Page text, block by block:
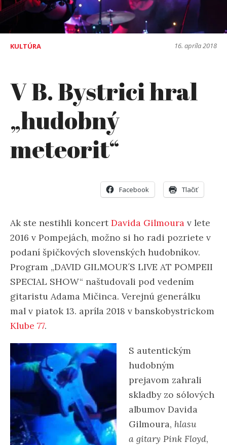
KULTÚRA 16. apríla 2018
V B. Bystrici hral
„hudobný
meteorit“
Facebook Tlačiť
Ak ste nestihli koncert Davida Gilmoura v lete
2016 v Pompejách, možno si ho radi pozriete v
podaní špičkových slovenských hudobníkov.
Program „DAVID GILMOUR´S LIVE AT POMPEII
SPECIAL SHOW“ naštudovali pod vedením
gitaristu Adama Mičinca. Verejnú generálku
mal v piatok 13. apríla 2018 v banskobystrickom
Klube 77.
S autentickým
hudobným
prejavom zahrali
skladby zo sólových
albumov Davida
Gilmoura, hlasu
a gitary Pink Floyd,